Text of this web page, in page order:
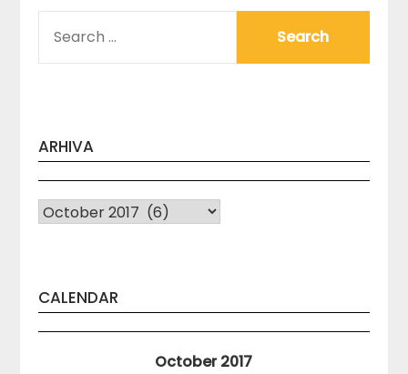
FOR:
ARHIVA
Arhiva
CALENDAR
October 2017